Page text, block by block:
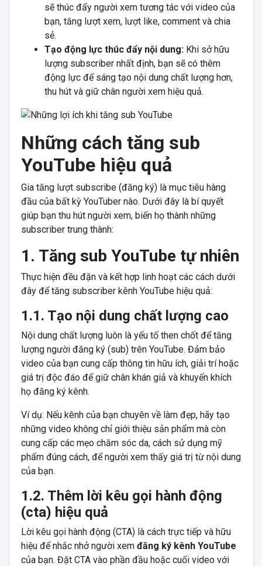
sẽ thúc đẩy người xem tương tác với video của
bạn, tăng lượt xem, lượt like, comment và chia
sẻ.
Tạo động lực thúc đẩy nội dung:Khi sở hữu
lượng subscriber nhất định, bạn sẽ có thêm
động lực để sáng tạo nội dung chất lượng hơn,
thu hút và giữ chân người xem hiệu quả.
Những cách tăng sub
YouTube hiệu quả
Gia tăng lượt subscribe (đăng ký) là mục tiêu hàng
đầu của bất kỳ YouTuber nào. Dưới đây là bí quyết
giúp bạn thu hút người xem, biến họ thành những
subscriber trung thành:
1. Tăng sub YouTube tự nhiên
Thực hiện đều đặn và kết hợp linh hoạt các cách dưới
đây để tăng subscriber kênh YouTube hiệu quả:
1.1. Tạo nội dung chất lượng cao
Nội dung chất lượng luôn là yếu tố then chốt để tăng
lượng người đăng ký (sub) trên YouTube. Đảm bảo
video của bạn cung cấp thông tin hữu ích, giải trí hoặc
giá trị độc đáo để giữ chân khán giả và khuyến khích
họ đăng ký kênh.
Ví dụ: Nếu kênh của bạn chuyên về làm đẹp, hãy tạo
những video không chỉ giới thiệu sản phẩm mà còn
cung cấp các mẹo chăm sóc da, cách sử dụng mỹ
phẩm đúng cách, để người xem thấy giá trị từ nội dung
của bạn.
1.2. Thêm lời kêu gọi hành động
(cta) hiệu quả
Lời kêu gọi hành động (CTA) là cách trực tiếp và hữu
hiệu để nhắc nhở người xem đăng ký kênh YouTube
của bạn. Đặt CTA vào phần đầu hoặc cuối video với